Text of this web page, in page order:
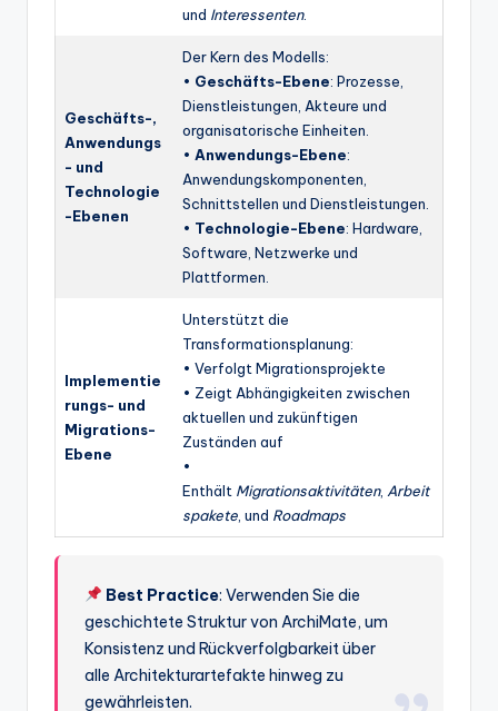
und Interessenten.
Geschäfts-,
Anwendungs
- und
Technologie
-Ebenen
Der Kern des Modells:
• Geschäfts-Ebene: Prozesse,
Dienstleistungen, Akteure und
organisatorische Einheiten.
• Anwendungs-Ebene:
Anwendungskomponenten,
Schnittstellen und Dienstleistungen.
• Technologie-Ebene: Hardware,
Software, Netzwerke und
Plattformen.
Implementie
rungs- und
Migrations-
Ebene
Unterstützt die
Transformationsplanung:
• Verfolgt Migrationsprojekte
• Zeigt Abhängigkeiten zwischen
aktuellen und zukünftigen
Zuständen auf
•
Enthält Migrationsaktivitäten, Arbeit
spakete , und Roadmaps
Best Practice: Verwenden Sie die
geschichtete Struktur von ArchiMate, um
Konsistenz und Rückverfolgbarkeit über
alle Architekturartefakte hinweg zu
gewährleisten.